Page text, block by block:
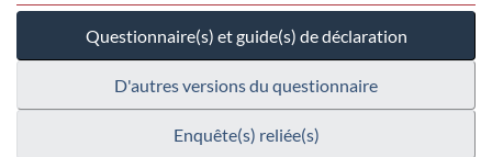
Questionnaire(s) et guide(s) de déclaration
D'autres versions du questionnaire
Enquête(s) reliée(s)